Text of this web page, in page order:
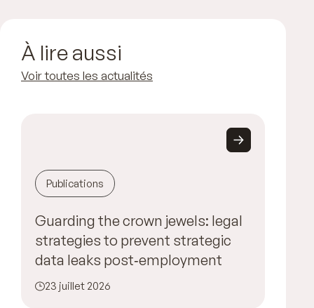
À lire aussi
Voir toutes les actualités
Publications
Guarding the crown jewels: legal
strategies to prevent strategic
data leaks post‑employment
23 juillet 2026